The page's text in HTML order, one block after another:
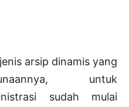
arsip dinamis yang
untuk
sudah mulai